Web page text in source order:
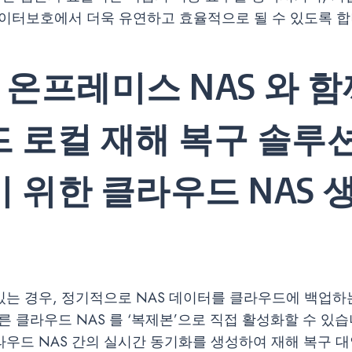
터보호에서 더욱 유연하고 효율적으로 될 수 있도록
프레미스 NAS 와
로컬 재해 복구 솔루
위한 클라우드 NAS
는 경우, 정기적으로 NAS 데이터를 클라우드에 백업
클라우드 NAS 를 ‘복제본’으로 직접 활성화할 수 있
우드 NAS 간의 실시간 동기화를 생성하여 재해 복구